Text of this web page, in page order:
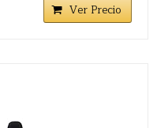
Ver Precio